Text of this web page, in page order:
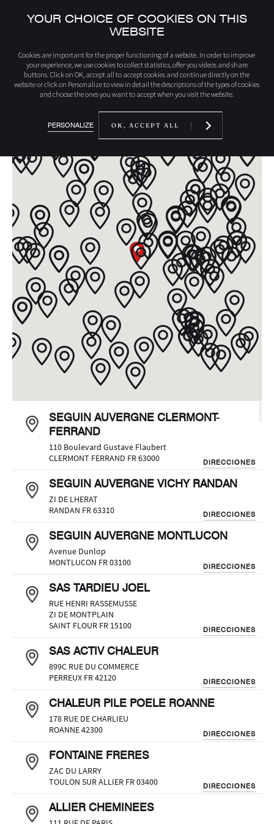
SEGUIN AUVERGNE CLERMONT-
FERRAND
110 Boulevard Gustave Flaubert
CLERMONT FERRAND FR 63000
DIRECCIONES
SEGUIN AUVERGNE VICHY RANDAN
ZI DE LHERAT
RANDAN FR 63310
DIRECCIONES
SEGUIN AUVERGNE MONTLUCON
Avenue Dunlop
MONTLUCON FR 03100
DIRECCIONES
SAS TARDIEU JOEL
RUE HENRI RASSEMUSSE
ZI DE MONTPLAIN
SAINT FLOUR FR 15100
DIRECCIONES
SAS ACTIV CHALEUR
899C RUE DU COMMERCE
PERREUX FR 42120
DIRECCIONES
CHALEUR PILE POELE ROANNE
178 RUE DE CHARLIEU
ROANNE 42300
DIRECCIONES
FONTAINE FRERES
ZAC DU LARRY
TOULON SUR ALLIER FR 03400
DIRECCIONES
ALLIER CHEMINEES
YOUR CHOICE OF COOKIES ON THIS
WEBSITE
Cookies are important for the proper functioning of a website. In order to improve
your experience, we use cookies to collect statistics, offer you videos and share
buttons. Click on OK, accept all to accept cookies and continue directly on the
website or click on Personalize to view in detail the descriptions of the types of cookies
and choose the ones you want to accept when you visit the website.
PERSONALIZE OK, ACCEPT ALL